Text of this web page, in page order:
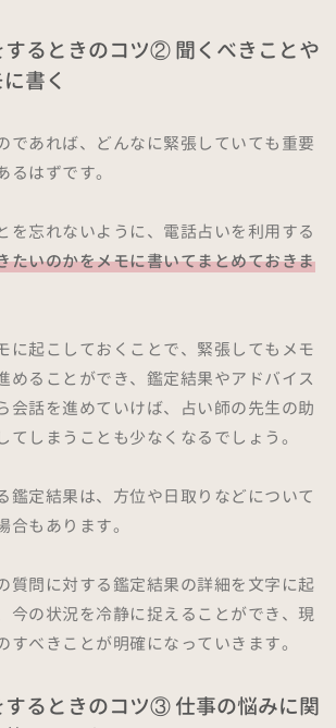
するときのコツ② 聞くべきことや
書く
であれば、どんなに緊張していても重要
はずです。
を忘れないように、電話占いを利用する
たいのかをメモに書いてまとめておきま
に起こしておくことで、緊張してもメモ
めることができ、鑑定結果やアドバイス
会話を進めていけば、占い師の先生の助
てしまうことも少なくなるでしょう。
鑑定結果は、方位や日取りなどについて
もあります。
質問に対する鑑定結果の詳細を文字に起
今の状況を冷静に捉えることができ、現
すべきことが明確になっていきます。
するときのコツ③ 仕事の悩みに関